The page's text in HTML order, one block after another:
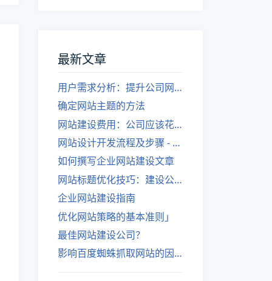
最新文章
用户需求分析：提升公司网站建设效果
确定网站主题的方法
网站建设费用：公司应该花费多少？
网站设计开发流程及步骤 - 优化后的标题
如何撰写企业网站建设文章
网站标题优化技巧：建设公司的专业指导
企业网站建设指南
优化网站策略的基本准则」
最佳网站建设公司？
影响百度蜘蛛抓取网站的因素有哪些？